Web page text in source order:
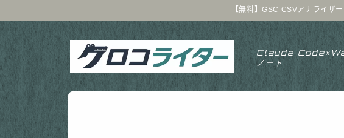
【無料】GSC CSVアナライ
Claude
ノート